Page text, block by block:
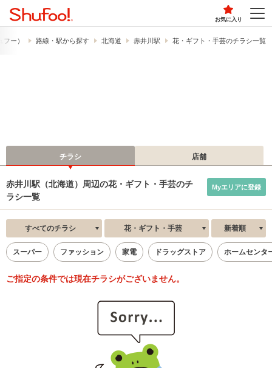
お気に入り
ー） 路線・駅から探す 北海道 赤井川駅 花・ギフト・手芸のチラシ一覧
チラシ 店舗
赤井川駅（北海道）周辺の花・ギフト・手芸のチ
ラシ一覧
Myエリアに登録
すべてのチラシ 花・ギフト・手芸 新着順
スーパー ファッション 家電 ドラッグストア ホームセンタ
ご指定の条件では現在チラシがございません。